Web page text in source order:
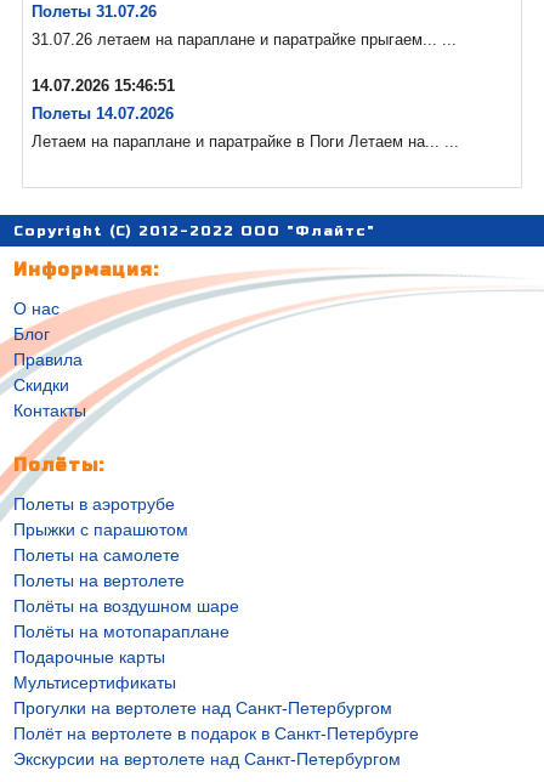
Полеты 31.07.26
31.07.26 летаем на параплане и паратрайке прыгаем... ...
14.07.2026 15:46:51
Полеты 14.07.2026
Летаем на параплане и паратрайке в Поги Летаем на... ...
Copyright (C) 2012-2022 ООО "Флайтс"
Информация:
О нас
Блог
Правила
Скидки
Контакты
Полёты:
Полеты в аэротрубе
Прыжки с парашютом
Полеты на самолете
Полеты на вертолете
Полёты на воздушном шаре
Полёты на мотопараплане
Подарочные карты
Мультисертификаты
Прогулки на вертолете над Санкт-Петербургом
Полёт на вертолете в подарок в Санкт-Петербурге
Экскурсии на вертолете над Санкт-Петербургом